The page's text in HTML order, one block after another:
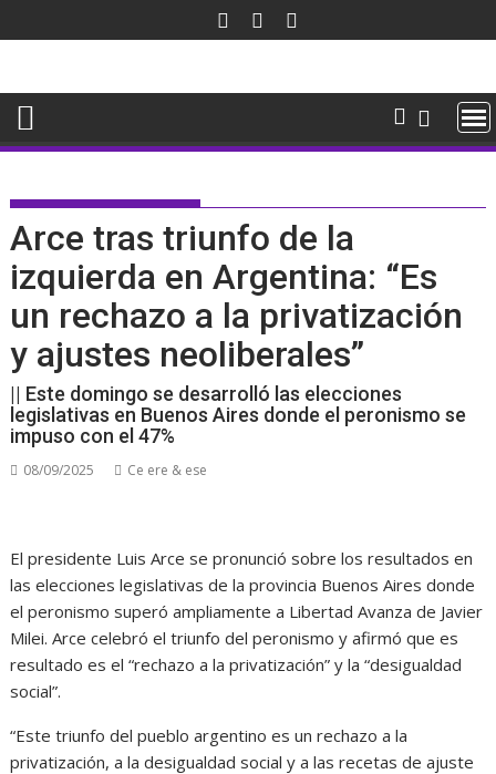
al
Arce tras triunfo de la
izquierda en Argentina: “Es
un rechazo a la privatización
y ajustes neoliberales”
|| Este domingo se desarrolló las elecciones
legislativas en Buenos Aires donde el peronismo se
impuso con el 47%
08/09/2025 Ce ere & ese
El presidente Luis Arce se pronunció sobre los resultados en
las elecciones legislativas de la provincia Buenos Aires donde
el peronismo superó ampliamente a Libertad Avanza de Javier
Milei. Arce celebró el triunfo del peronismo y afirmó que es
resultado es el “rechazo a la privatización” y la “desigualdad
social”.
“Este triunfo del pueblo argentino es un rechazo a la
privatización, a la desigualdad social y a las recetas de ajuste